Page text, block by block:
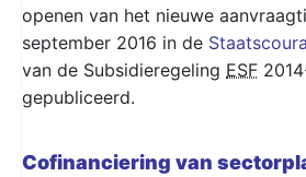
openen van het nieuwe
september 2016 in de
van de Subsidieregeling ESF
gepubliceerd.
Cofinanciering van